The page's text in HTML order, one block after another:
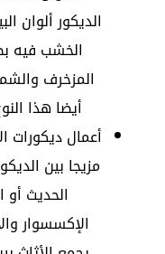
الديكور ألوان
الخشب فيه
المزخرف
أيضا هذا
أعمال ديكورات
مزيجا بين
الحديث أو
الإكسسوار